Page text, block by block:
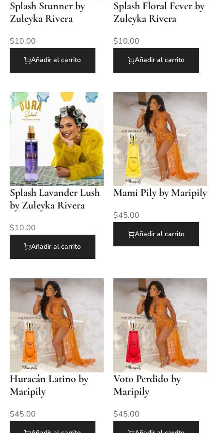
Splash Stunner by
Zuleyka Rivera
$10.00
Añadir al carrito
Splash Floral Fever by
Zuleyka Rivera
$10.00
Añadir al carrito
Splash Lavander Lush
by Zuleyka Rivera
$10.00
Añadir al carrito
Mami Pily by Maripily
$45.00
Añadir al carrito
Huracán Latino by
Maripily
$45.00
Voto Perdido by
Maripily
$45.00